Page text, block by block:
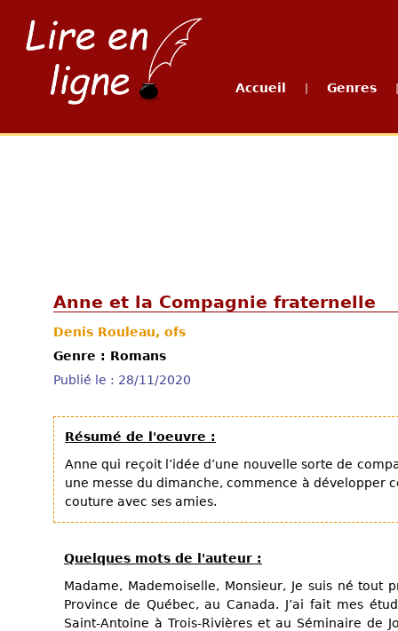
Accueil Genres
Anne et la Compagnie fraternelle
Denis Rouleau, ofs
Genre : Romans
Publié le : 28/11/2020
Résumé de l'oeuvre :
Anne qui reçoit l’idée d’une nouvelle sorte de
une messe du dimanche, commence à développer
couture avec ses amies.
Quelques mots de l'auteur :
Madame, Mademoiselle, Monsieur, Je suis né tout
Province de Québec, au Canada. J’ai fait mes
Saint-Antoine à Trois-Rivières et au Séminaire de